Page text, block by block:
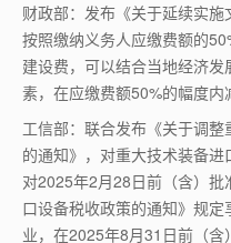
财政部：发布《关于延续实施
按照缴纳义务人应缴费额的
建设费，可以结合当地经济
素，在应缴费额50%的幅度内
工信部：联合发布《关于调
的通知》，对重大技术装备
对2025年2月28日前（含）
口设备税收政策的通知》规
业，在2025年8月31日前（